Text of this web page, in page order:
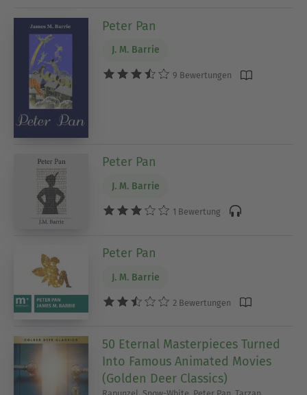
Peter Pan
J. M. Barrie
9 Bewertungen
Peter Pan
J. M. Barrie
1 Bewertung
Peter Pan
J. M. Barrie
2 Bewertungen
50 Eternal Masterpieces Turned
Into Famous Animated Movies
(Golden Deer Classics)